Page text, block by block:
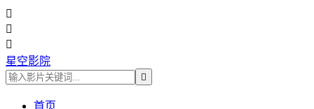



星空影院

首页